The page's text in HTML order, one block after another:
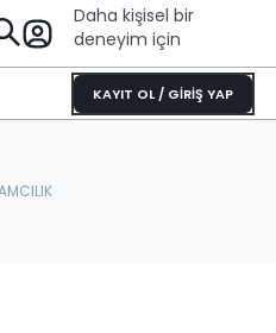
Daha kişisel bir
deneyim için
KAYIT OL / GİRİŞ YAP